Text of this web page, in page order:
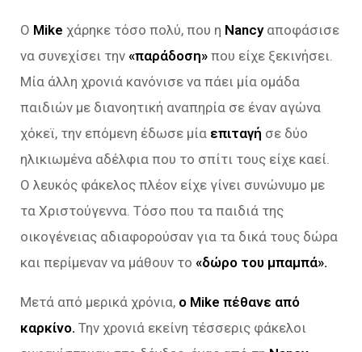
Ο Mike χάρηκε τόσο πολύ, που η Nancyαποφάσισε
να συνεχίσει την «παράδοση» που είχε ξεκινήσει.
Μία άλλη χρονιά κανόνισε να πάει μία ομάδα
παιδιών με διανοητική αναπηρία σε έναν αγώνα
χόκεϊ, την επόμενη έδωσε μία επιταγή σε δύο
ηλικιωμένα αδέλφια που το σπίτι τους είχε καεί.
Ο λευκός φάκελος πλέον είχε γίνει συνώνυμο με
τα Χριστούγεννα. Τόσο που τα παιδιά της
οικογένειας αδιαφορούσαν για τα δικά τους δώρα
και περίμεναν να μάθουν το «δώρο του μπαμπά».
Μετά από μερικά χρόνια, ο Mike πέθανε από
καρκίνο. Την χρονιά εκείνη τέσσερις φάκελοι